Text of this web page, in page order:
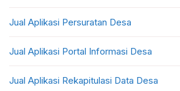
Jual Aplikasi Persuratan Desa
Jual Aplikasi Portal Informasi Desa
Jual Aplikasi Rekapitulasi Data Desa